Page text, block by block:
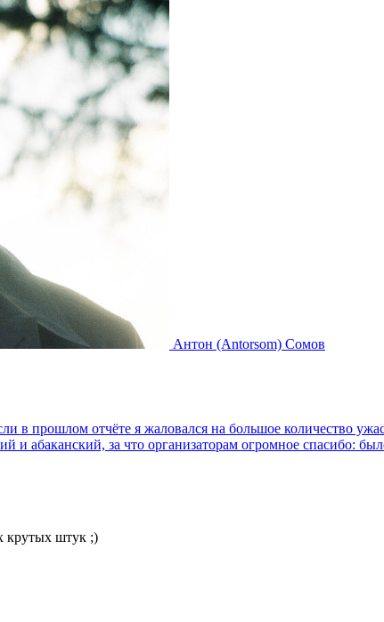
Антон (Antorsom) Сомов
в прошлом отчёте я жаловался на большое количество
и абаканский, за что организаторам огромное спасибо:
крутых штук ;)